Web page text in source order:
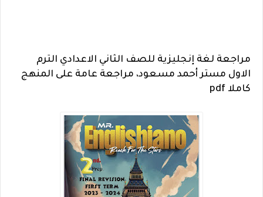
مراجعة لغة إنجليزية للصف الثاني الاعدادي الترم
الاول مستر أحمد مسعود، مراجعة عامة على المنهج
كاملا pdf